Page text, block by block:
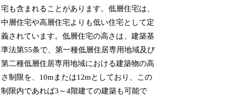
宅も含まれることがあります。低層住宅は、
中層住宅や高層住宅よりも低い住宅として定
義されています。低層住宅の高さは、建築基
準法第55条で、第一種低層住居専用地域及び
第二種低層住居専用地域における建築物の高
さ制限を、10mまたは12mとしており、この
制限内であれば3～4階建ての建築も可能で